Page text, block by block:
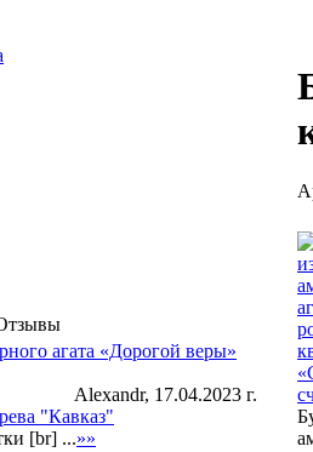
агата «Дорогой веры»
Alexandr, 17.04.2023 г.
"Кавказ"
[br] ...»»